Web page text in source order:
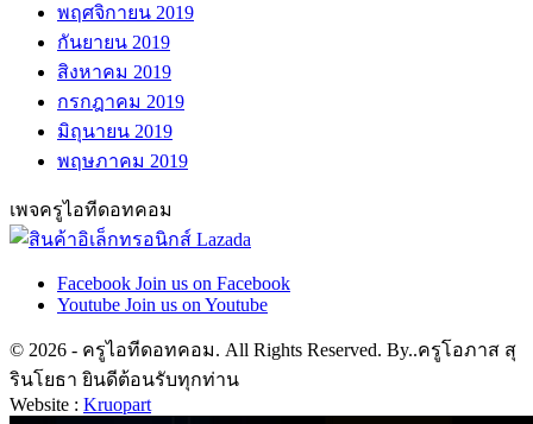
พฤศจิกายน 2019
กันยายน 2019
สิงหาคม 2019
กรกฎาคม 2019
มิถุนายน 2019
พฤษภาคม 2019
เพจครูไอทีดอทคอม
Facebook Join us on Facebook
Youtube Join us on Youtube
© 2026 - ครูไอทีดอทคอม. All Rights Reserved. By..ครูโอภาส สุ
รินโยธา ยินดีต้อนรับทุกท่าน
Website : Kruopart